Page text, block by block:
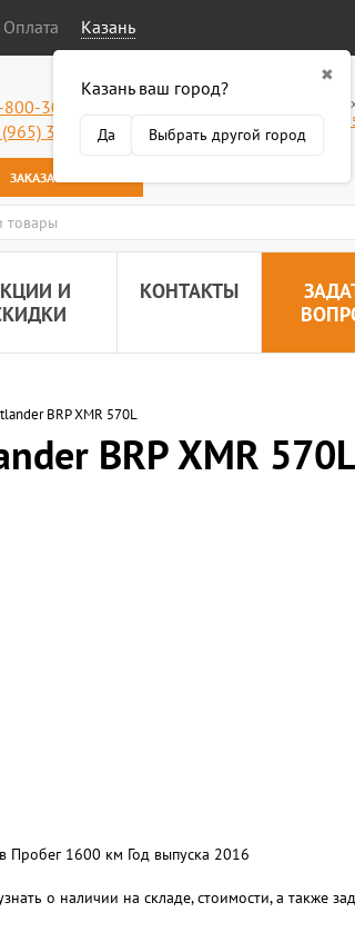
Оплата Казань
✖
Казань ваш город?
Да Выбрать другой город
301-50-58
318-34-38
ЗАКАЗАТЬ ЗВОНОК
Работаем без
И
КОНТАКТЫ
BRP XMR 570L
BRP XMR
Пробег 1600 км Год выпуска 2016
о наличии на складе, стоимости, а также